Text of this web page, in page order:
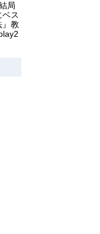
局
ス
』教